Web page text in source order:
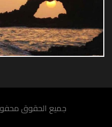
جميع الحقوق